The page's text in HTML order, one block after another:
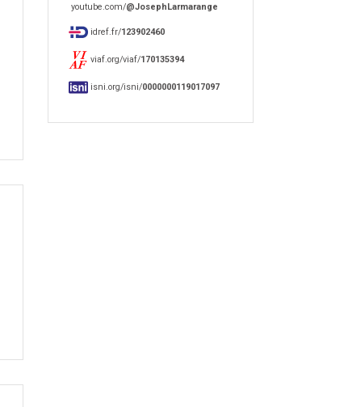
youtube.com/@JosephLarmarange
idref.fr/123902460
viaf.org/viaf/170135394
isni.org/isni/0000000119017097